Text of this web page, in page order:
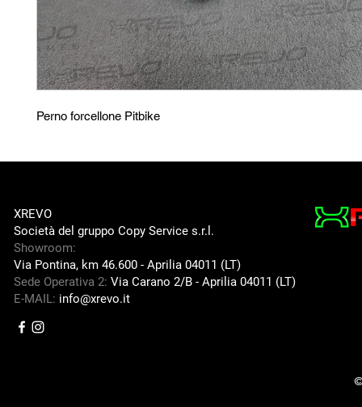
Perno forcellone Pitbike
XREVO
Società del gruppo Copy Service s.r.l.
Showroom:
Via Pontina, km 46.600 - Aprilia 04011 (LT)
Sede Operativa 2: Via Carano 2/B - Aprilia 04011 (LT)
E-MAIL: info@xrevo.it